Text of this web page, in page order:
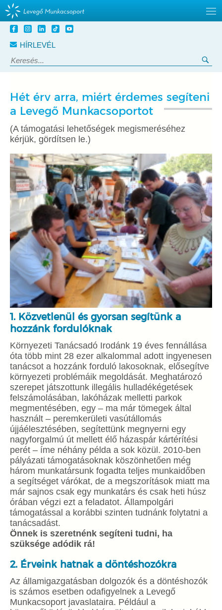
Tovább
tartalomra
HÍRLEVÉL
Keresés:
Hét érv arra, miért érdemes segíteni
a Levegő Munkacsoportot
(A támogatási lehetőségek megismeréséhez
kérjük, gördítsen le.)
1. Közvetlenül és gyorsan segítünk a
hozzánk fordulóknak
Környezeti Tanácsadó Irodánk 19 éves fennállása
óta több mint 28 ezer alkalommal adott ingyenesen
tanácsot a hozzánk forduló lakosoknak, elősegítve
környezeti problémáik megoldását. Meghatározó
szerepet játszottunk illegális hulladékégetések
felszámolásában, lakóházak melletti parkok
megmentésében, egy – ma már tömegek által
használt – peremkerületi vasútállomás
újjáélesztésében, segítettünk megnyerni egy
nagyforgalmú út mellett élő házaspár kártérítési
perét – íme néhány példa a sok közül. 2010-ben
pályázati támogatásoknak köszönhetően még
három munkatársunk fogadta teljes munkaidőben
a segítséget várókat, de a megszorítások miatt ma
már sajnos csak egy munkatárs és csak heti húsz
órában végzi ezt a feladatot. Állampolgári
támogatással a korábbi szinten tudnánk folytatni a
tanácsadást.
Önnek is szeretnénk segíteni tudni, ha
szüksége adódik rá!
2. Érveink hatnak a döntéshozókra
Az államigazgatásban dolgozók és a döntéshozók
is számos esetben odafigyelnek a Levegő
Munkacsoport javaslataira. Például a